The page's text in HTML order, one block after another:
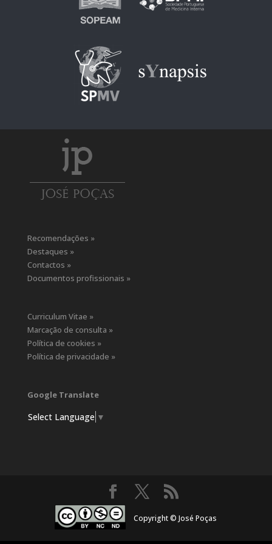
Recomendações »
Destaques »
Contactos »
Documentos profissionais »
Curriculum Vitae »
Marcação de consulta »
Política de cookies »
Política de privacidade »
Google Translate
Select Language ▼
Copyright © José Poças